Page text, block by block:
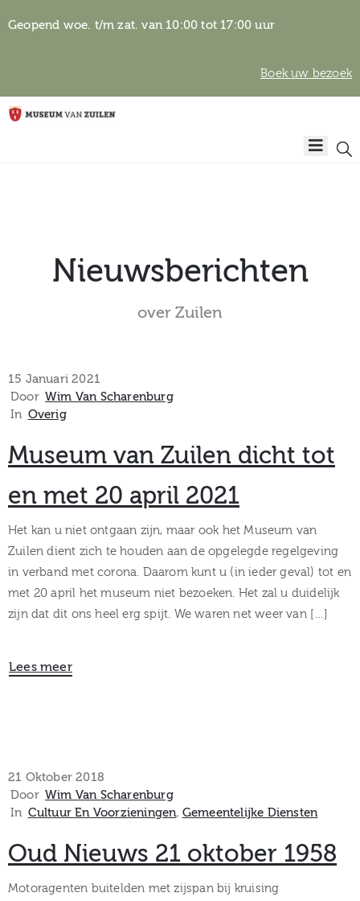
Geopend woe. t/m zat. van 10:00 tot 17:00 uur
Boek uw bezoek
Home
Activiteiten
Verhalen
Zuilen
Collectie
Nieuwsberichten
over Zuilen
15 Januari 2021
Door Wim Van Scharenburg
In Overig
Museum van Zuilen dicht tot
en met 20 april 2021
Het kan u niet ontgaan zijn, maar ook het Museum van
Zuilen dient zich te houden aan de opgelegde regelgeving
in verband met corona. Daarom kunt u (in ieder geval) tot en
met 20 april het museum niet bezoeken. Het zal u duidelijk
zijn dat dit ons heel erg spijt. We waren net weer van […]
Lees meer
21 Oktober 2018
Door Wim Van Scharenburg
In Cultuur En Voorzieningen‚ Gemeentelijke Diensten
Oud Nieuws 21 oktober 1958
Motoragenten buitelden met zijspan bij kruising
Algemene